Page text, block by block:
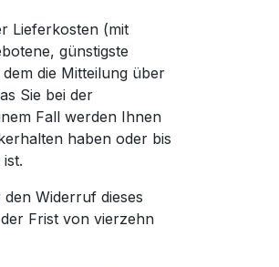
Lieferkosten (mit
günstigste
die Mitteilung über
Sie bei der
Fall werden Ihnen
haben oder bis
Widerruf dieses
Frist von vierzehn